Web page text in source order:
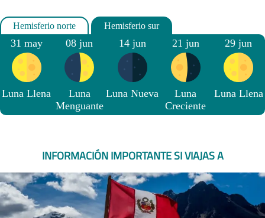
31 may
Luna Llena
08 jun
Luna
Menguante
14 jun
Luna Nueva
21 jun
Luna
Creciente
29 jun
Luna Llena
INFORMACIÓN IMPORTANTE SI VIAJAS A